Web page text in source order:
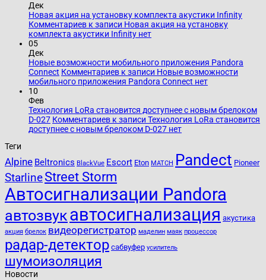
Дек
Новая акция на установку комплекта акустики Infinity
Комментариев к записи Новая акция на установку
комплекта акустики Infinity нет
05
Дек
Новые возможности мобильного приложения Pandora
Connect Комментариев к записи Новые возможности
мобильного приложения Pandora Connect нет
10
Фев
Технология LoRa становится доступнее с новым брелоком
D-027 Комментариев к записи Технология LoRa становится
доступнее с новым брелоком D-027 нет
Теги
Alpine Beltronics BlackVue Escort Eton MATCH Pandect Pioneer
StarlineStreet Storm
Автосигнализации Pandora
автозвукавтосигнализация акустика
акция брелок видеорегистратор маделин маяк процессор
радар-детектор сабвуфер усилитель
шумоизоляция
Новости